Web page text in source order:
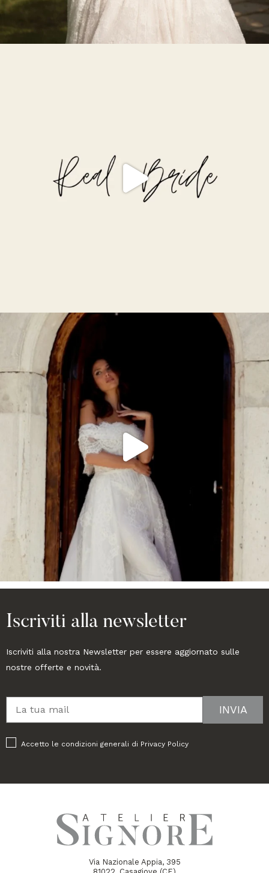
Iscriviti alla newsletter
Iscriviti alla nostra Newsletter per essere aggiornato sulle
nostre offerte e novità.
Accetto le condizioni generali di Privacy Policy
Via Nazionale Appia, 395